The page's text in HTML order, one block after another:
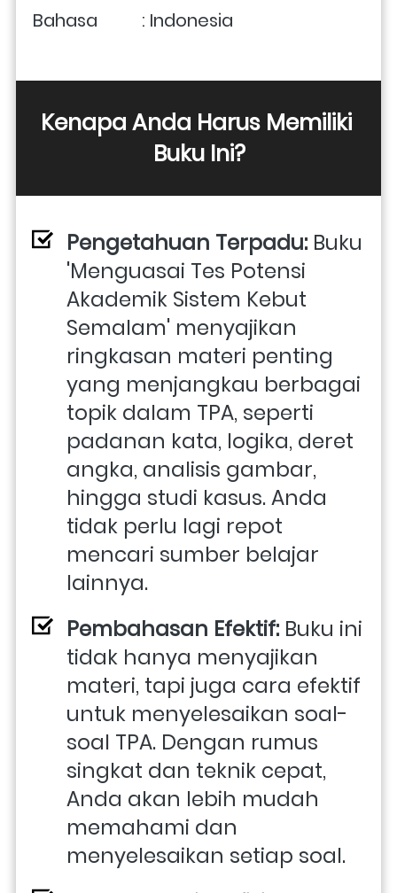
Bahasa          : Indonesia
Kenapa Anda Harus Memiliki
Buku Ini?
Pengetahuan Terpadu: Buku
'Menguasai Tes Potensi
Akademik Sistem Kebut
Semalam' menyajikan
ringkasan materi penting
yang menjangkau berbagai
topik dalam TPA, seperti
padanan kata, logika, deret
angka, analisis gambar,
hingga studi kasus. Anda
tidak perlu lagi repot
mencari sumber belajar
lainnya.
Pembahasan Efektif: Buku ini
tidak hanya menyajikan
materi, tapi juga cara efektif
untuk menyelesaikan soal-
soal TPA. Dengan rumus
singkat dan teknik cepat,
Anda akan lebih mudah
memahami dan
menyelesaikan setiap soal.